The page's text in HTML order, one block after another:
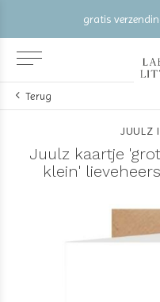
gratis
Terug
JUULZ
Juulz kaartje
klein'